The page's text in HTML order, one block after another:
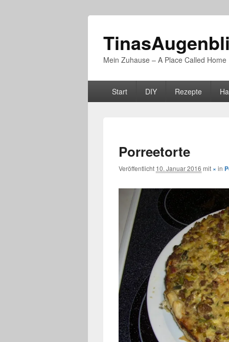
Mein Zuhause – A Place Called Home
PrimäresStart DIY Rezepte
Porreetorte
Veröffentlicht 10. Januar 2016 mit × in